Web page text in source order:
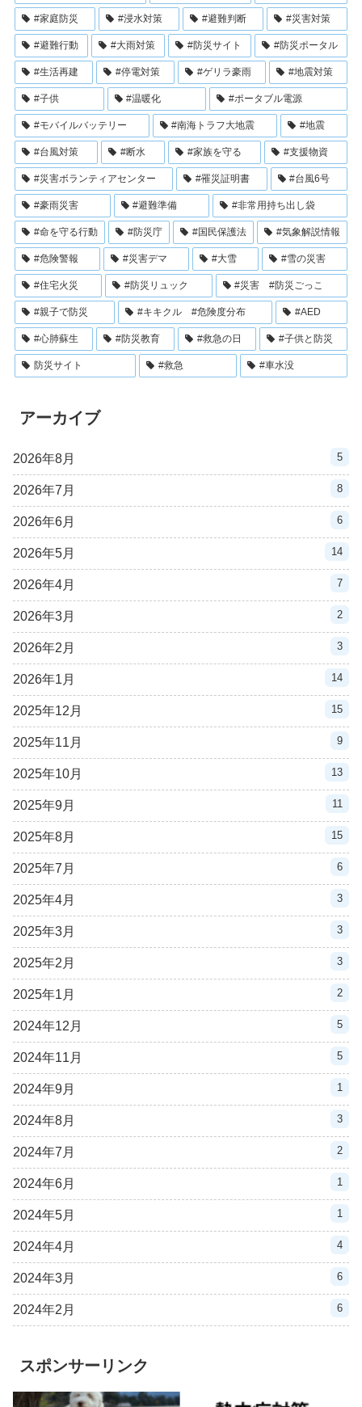
#家庭防災 #浸水対策 #避難判断 #災害対策
#避難行動 #大雨対策 #防災サイト #防災ポータル
#生活再建 #停電対策 #ゲリラ豪雨 #地震対策
#子供 #温暖化 #ポータブル電源
#モバイルバッテリー #南海トラフ大地震 #地震
#台風対策 #断水 #家族を守る #支援物資
#災害ボランティアセンター #罹災証明書 #台風6号
#豪雨災害 #避難準備 #非常用持ち出し袋
#命を守る行動 #防災庁 #国民保護法 #気象解説情報
#危険警報 #災害デマ #大雪 #雪の災害
#住宅火災 #防災リュック #災害 #防災ごっこ
#親子で防災 #キキクル #危険度分布 #AED
#心肺蘇生 #防災教育 #救急の日 #子供と防災
防災サイト #救急 #車水没
アーカイブ
2026年8月 5
2026年7月 8
2026年6月 6
2026年5月 14
2026年4月 7
2026年3月 2
2026年2月 3
2026年1月 14
2025年12月 15
2025年11月 9
2025年10月 13
2025年9月 11
2025年8月 15
2025年7月 6
2025年4月 3
2025年3月 3
2025年2月 3
2025年1月 2
2024年12月 5
2024年11月 5
2024年9月 1
2024年8月 3
2024年7月 2
2024年6月 1
2024年5月 1
2024年4月 4
2024年3月 6
2024年2月 6
スポンサーリンク